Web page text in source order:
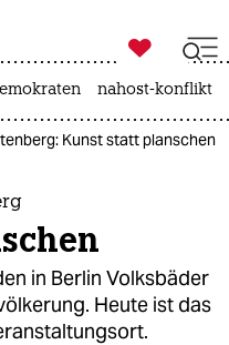

taz zahl ich
nahost-konflikt
Kunst statt planschen
in Berlin Volksbäder
Heute ist das